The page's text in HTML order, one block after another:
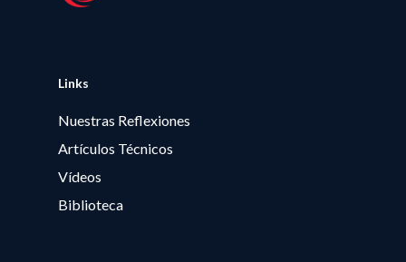
Links
Nuestras Reflexiones
Artículos Técnicos
Vídeos
Biblioteca